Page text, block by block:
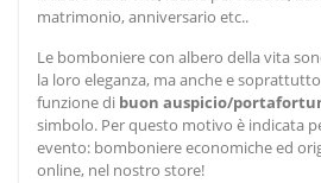
matrimonio, anniversario etc..
Le bomboniere con albero della vita
la loro eleganza, ma anche e
funzione di buon auspicio/
simbolo. Per questo motivo è indicata
evento: bomboniere economiche ed
online, nel nostro store!